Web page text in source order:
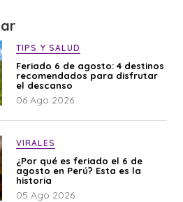
TIPS Y SALUD
Feriado 6 de agosto: 4 destinos
recomendados para disfrutar
el descanso
06 Ago 2026
VIRALES
¿Por qué es feriado el 6 de
agosto en Perú? Esta es la
historia
05 Ago 2026